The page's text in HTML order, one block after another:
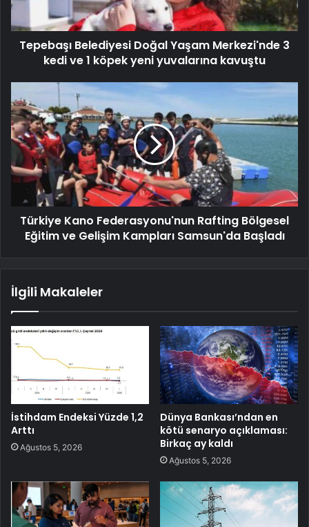
Tepebaşı Belediyesi Doğal Yaşam Merkezi'nde 3
kedi ve 1 köpek yeni yuvalarına kavuştu
Türkiye Kano Federasyonu'nun Rafting Bölgesel
Eğitim ve Gelişim Kampları Samsun'da Başladı
İlgili Makaleler
İstihdam Endeksi Yüzde 1,2
Arttı
Ağustos 5, 2026
Dünya Bankası’ndan en
kötü senaryo açıklaması:
Birkaç ay kaldı
Ağustos 5, 2026